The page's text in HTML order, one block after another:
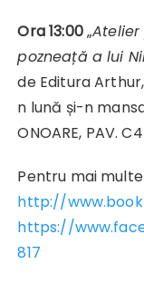
Ora 13:00„
pozneață a lui
de Editura
n lună și-n
ONOARE, PAV.
Pentru mai
http://
https://
817